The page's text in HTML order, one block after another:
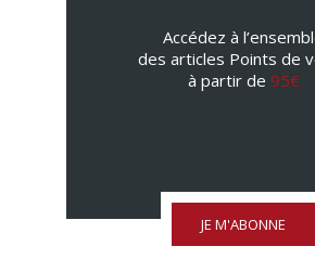
Accédez à
des articles Points de
à partir de 95€
JE M'ABONNE